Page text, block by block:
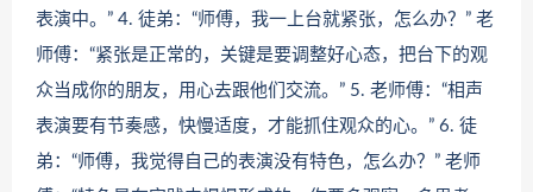
表演中。” 4. 徒弟：“师傅，我一上台就紧张，怎么办？” 老
师傅：“紧张是正常的，关键是要调整好心态，把台下的观
众当成你的朋友，用心去跟他们交流。” 5. 老师傅：“相声
表演要有节奏感，快慢适度，才能抓住观众的心。” 6. 徒
弟：“师傅，我觉得自己的表演没有特色，怎么办？” 老师